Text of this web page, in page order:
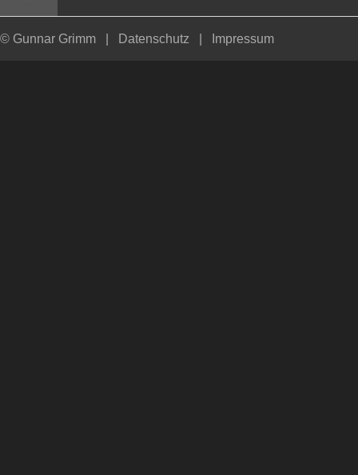
© Gunnar Grimm | Datenschutz | Impressum